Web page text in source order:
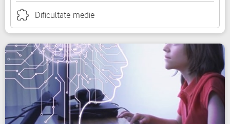
Dificultate medie